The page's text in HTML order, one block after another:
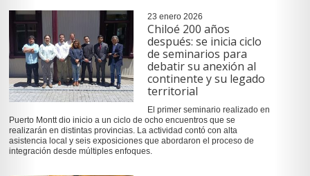
23 enero 2026
Chiloé 200 años
después: se inicia ciclo
de seminarios para
debatir su anexión al
continente y su legado
territorial
El primer seminario realizado en
Puerto Montt dio inicio a un ciclo de ocho encuentros que se
realizarán en distintas provincias. La actividad contó con alta
asistencia local y seis exposiciones que abordaron el proceso de
integración desde múltiples enfoques.